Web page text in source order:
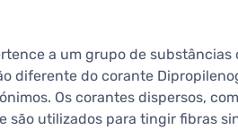
a um grupo de
diferente do corante
Os corantes dispersos,
utilizados para tingir fibras